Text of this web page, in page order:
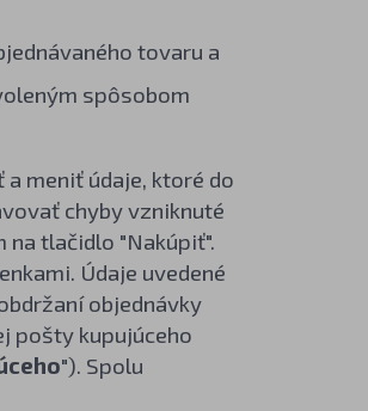
tovaru a
spôsobom
meniť údaje, ktoré do
chyby vzniknuté
na tlačidlo "Nakúpiť".
Údaje uvedené
objednávky
pošty kupujúceho
"). Spolu